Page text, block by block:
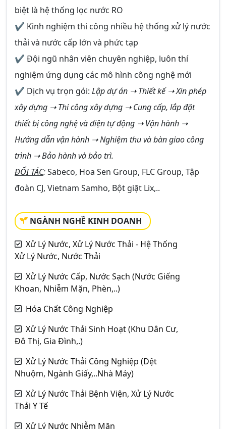
biệt là hệ thống lọc nước RO
✔ Kinh nghiệm thi công nhiều hệ thống xử lý nước
thải và nước cấp lớn và phức tạp
✔ Đội ngũ nhân viên chuyên nghiệp, luôn thí
nghiệm ứng dụng các mô hình công nghệ mới
✔ Dịch vụ trọn gói: Lập dự án ➝ Thiết kế ➝ Xin phép
xây dựng ➝ Thi công xây dựng ➝ Cung cấp, lắp đặt
thiết bị công nghệ và điện tự động ➝ Vận hành ➝
Hướng dẫn vận hành ➝ Nghiệm thu và bàn giao công
trình ➝ Bảo hành và bảo trì.
ĐỐI TÁC:Sabeco, Hoa Sen Group, FLC Group, Tập
đoàn CJ, Vietnam Samho, Bột giặt Lix,..
NGÀNH NGHỀ KINH DOANH
Xử Lý Nước, Xử Lý Nước Thải - Hệ Thống
Xử Lý Nước, Nước Thải
Xử Lý Nước Cấp, Nước Sạch (Nước Giếng
Khoan, Nhiễm Mặn, Phèn,..)
Hóa Chất Công Nghiệp
Xử Lý Nước Thải Sinh Hoạt (Khu Dân Cư,
Đô Thị, Gia Đình,.)
Xử Lý Nước Thải Công Nghiệp (Dệt
Nhuộm, Ngành Giấy,..Nhà Máy)
Xử Lý Nước Thải Bệnh Viện, Xử Lý Nước
Thải Y Tế
Xử Lý Nước Nhiễm Mặn